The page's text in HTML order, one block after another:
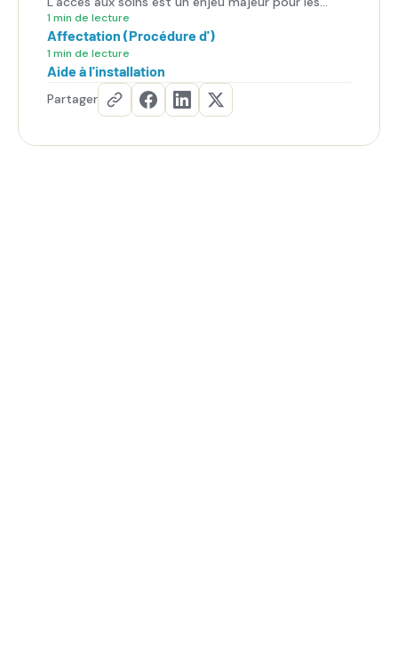
patients, mais aussi pour les internes, qui sont en
première ligne face aux difficultés du système de
santé.
1 min de lecture
Affectation (Procédure d')
1 min de lecture
Aide à l'installation
Partager